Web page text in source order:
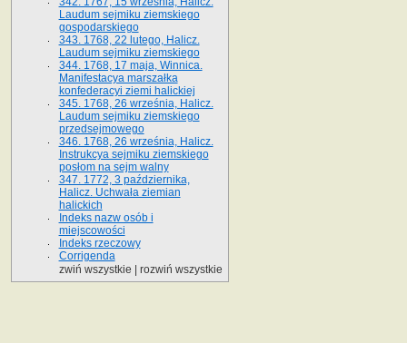
Laudum sejmiku ziemskiego
gospodarskiego
343. 1768, 22 lutego, Halicz.
Laudum sejmiku ziemskiego
344. 1768, 17 maja, Winnica.
Manifestacya marszałka
konfederacyi ziemi halickiej
345. 1768, 26 września, Halicz.
Laudum sejmiku ziemskiego
przedsejmowego
346. 1768, 26 września, Halicz.
Instrukcya sejmiku ziemskiego
posłom na sejm walny
347. 1772, 3 października,
Halicz. Uchwała ziemian
halickich
Indeks nazw osób i
miejscowości
Indeks rzeczowy
Corrigenda
zwiń wszystkie
rozwiń wszystkie